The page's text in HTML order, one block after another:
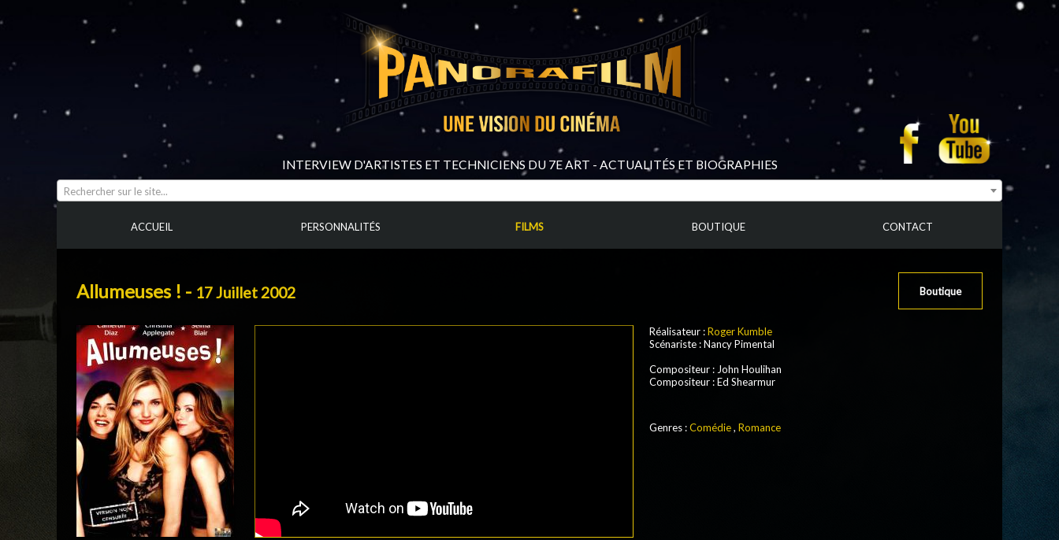
INTERVIEW D'ARTISTES ET TECHNICIENS DU 7E ART - ACTUALITÉS ET BIOGRAPHIES
Rechercher sur le site...
ACCUEIL PERSONNALITÉS FILMS BOUTIQUE CONTACT
Allumeuses ! - 17 Juillet 2002 Boutique
Réalisateur :Roger Kumble
Scénariste :Nancy Pimental
Compositeur : John Houlihan
Compositeur : Ed Shearmur
Genres :Comédie, Romance